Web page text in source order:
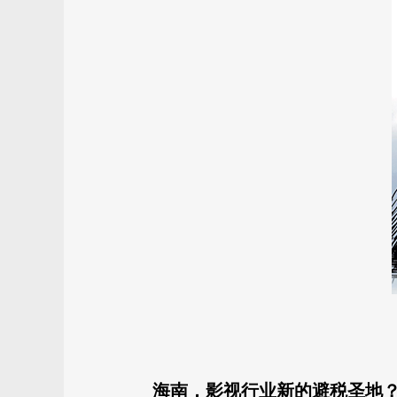
海南，影视行业新的避税圣地